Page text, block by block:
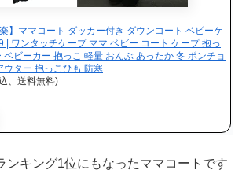
】ママコート ダッカー付き ダウンコート ベビーケ
| ワンタッチケープ ママ ベビー コート ケープ 抱っ
ベビーカー 抱っこ 軽量 おんぶ あったか 冬 ポンチョ
ウター 抱っこひも 防寒
、送料無料)
ンキング1位にもなったママコートです